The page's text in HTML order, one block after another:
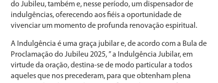
do Jubileu, também e, nesse período, um dispensador de
indulgências, oferecendo aos fiéis a oportunidade de
vivenciar um momento de profunda renovação espiritual.
A Indulgência é uma graça jubilar e, de acordo com a Bula de
Proclamação do Jubileu 2025, ” a Indulgência Jubilar, em
virtude da oração, destina-se de modo particular a todos
aqueles que nos precederam, para que obtenham plena